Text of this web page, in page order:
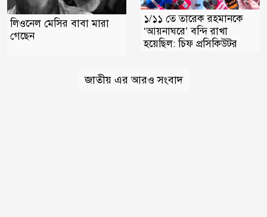
লিওনেল মেসির বাবা মারা
গেছেন
১/১১ তে তারেক রহমানকে
‘আয়নাঘরে’ বন্দি রাখা
হয়েছিল: চিফ প্রসিকিউটর
জাতীয় এর আরও সংবাদ